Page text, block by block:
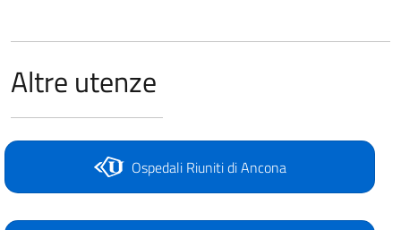
Altre utenze
Ospedali Riuniti di Ancona